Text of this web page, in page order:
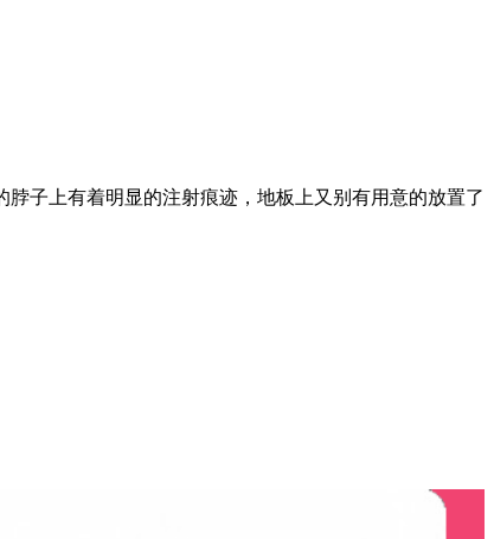
子上有着明显的注射痕迹，地板上又别有用意的放置了